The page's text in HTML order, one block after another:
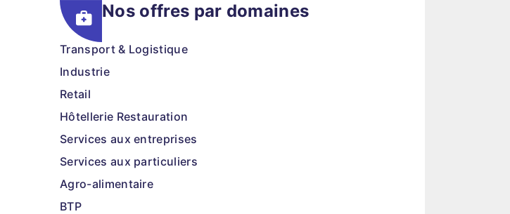
Nos offres par domaines
Transport & Logistique
Industrie
Retail
Hôtellerie Restauration
Services aux entreprises
Services aux particuliers
Agro-alimentaire
BTP